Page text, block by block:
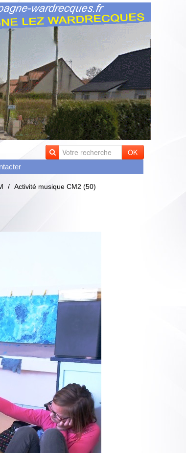
OK
/ Activité musique CM2 (50)